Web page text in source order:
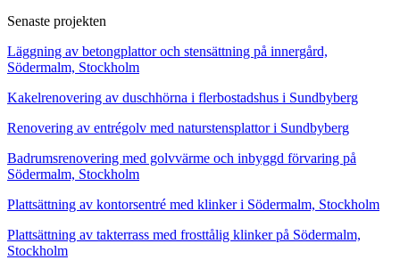
Senaste projekten
Läggning av betongplattor och stensättning på innergård,
Södermalm, Stockholm
Kakelrenovering av duschhörna i flerbostadshus i Sundbyberg
Renovering av entrégolv med naturstensplattor i Sundbyberg
Badrumsrenovering med golvvärme och inbyggd förvaring på
Södermalm, Stockholm
Plattsättning av kontorsentré med klinker i Södermalm, Stockholm
Plattsättning av takterrass med frosttålig klinker på Södermalm,
Stockholm